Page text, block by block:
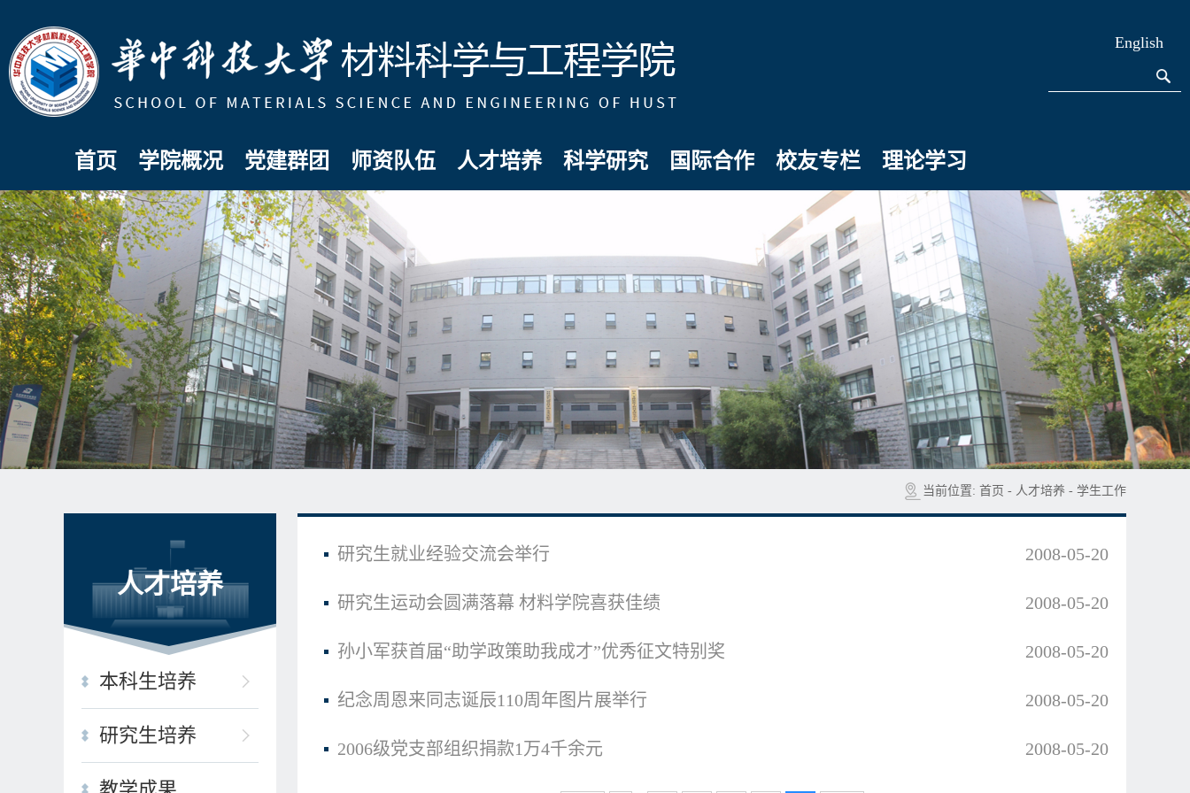
English
首页 学院概况 党建群团 师资队伍 人才培养 科学研究 国际合作 校友专栏 理论学习
当前位置: 首页 - 人才培养 - 学生工作
人才培养
本科生培养
研究生培养
研究生就业经验交流会举行 2008-05-20
研究生运动会圆满落幕 材料学院喜获佳绩 2008-05-20
孙小军获首届“助学政策助我成才”优秀征文特别奖 2008-05-20
纪念周恩来同志诞辰110周年图片展举行 2008-05-20
2006级党支部组织捐款1万4千余元 2008-05-20